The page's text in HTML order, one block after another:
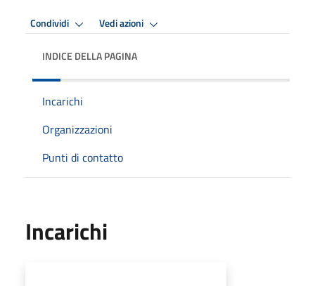
Condividi Vedi azioni
INDICE DELLA PAGINA
Incarichi
Organizzazioni
Punti di contatto
Incarichi